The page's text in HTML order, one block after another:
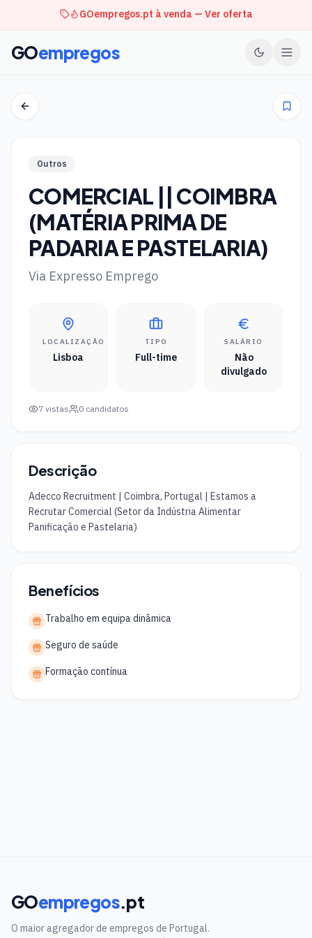
GOempregos.pt à venda — Ver oferta
GOempregos
Outros
COMERCIAL || COIMBRA
(MATÉRIA PRIMA DE
PADARIA E PASTELARIA)
Via Expresso Emprego
LOCALIZAÇÃO
Lisboa
TIPO
Full-time
SALÁRIO
Não
divulgado
7 vistas 0 candidatos
Descrição
Adecco Recruitment | Coimbra, Portugal | Estamos a
Recrutar Comercial (Setor da Indústria Alimentar
Panificação e Pastelaria)
Benefícios
Trabalho em equipa dinâmica
Seguro de saúde
Formação contínua
GOempregos.pt
O maior agregador de empregos de Portugal.